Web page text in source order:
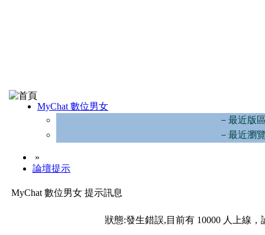
MyChat 數位男女
－最近版
－最近瀏
»
論壇提示
MyChat 數位男女 提示訊息
狀態:發生錯誤,目前有 10000 人上線